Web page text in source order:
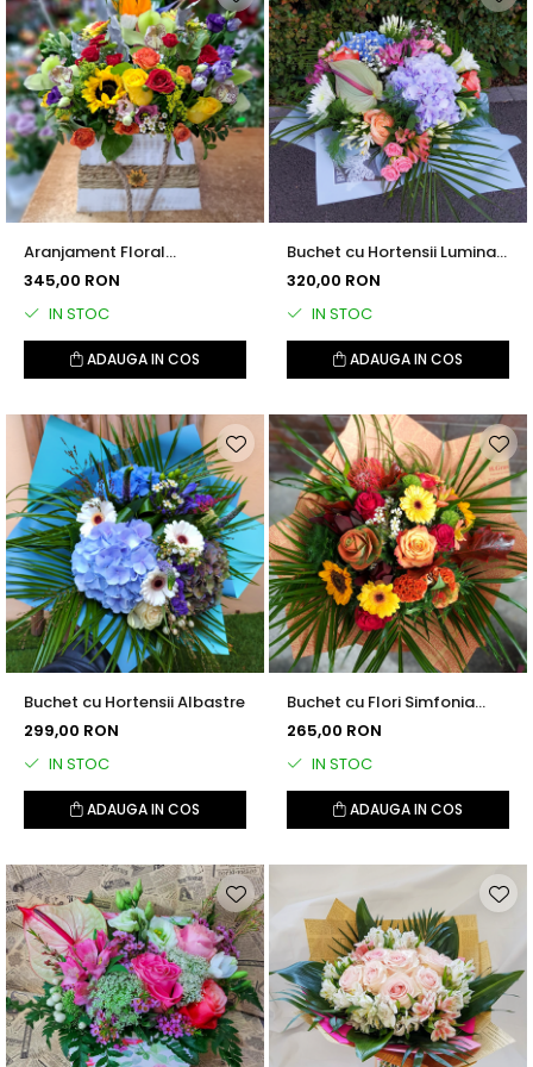
Aranjament Floral
Spectacol Magic
345,00 RON
IN STOC
ADAUGA IN COS
Buchet cu Hortensii Lumina
Lunii
320,00 RON
IN STOC
ADAUGA IN COS
Buchet cu Hortensii Albastre
299,00 RON
IN STOC
ADAUGA IN COS
Buchet cu Flori Simfonia
Toamnei
265,00 RON
IN STOC
ADAUGA IN COS